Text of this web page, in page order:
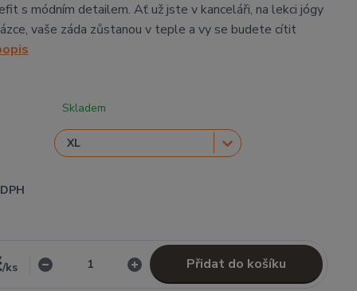
s módním detailem. Ať už jste v kanceláři, na lekci jógy
vaše záda zůstanou v teple a vy se budete cítit
Skladem
/ks Přidat do košíku